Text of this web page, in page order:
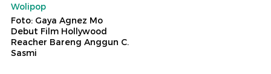
Wolipop
Foto: Gaya Agnez Mo
Debut Film Hollywood
Reacher Bareng Anggun C.
Sasmi